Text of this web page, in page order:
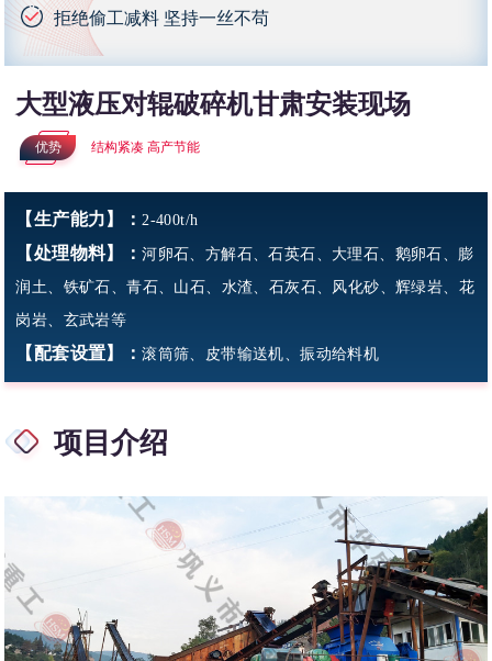
拒绝偷工减料 坚持一丝不苟
大型液压对辊破碎机甘肃安装现场
优势 结构紧凑 高产节能
【生产能力】： 2-400t/h
【处理物料】：河卵石、方解石、石英石、大理石、鹅卵石、膨
润土、铁矿石、青石、山石、水渣、石灰石、风化砂、辉绿岩、花
岗岩、玄武岩等
【配套设置】：滚筒筛、皮带输送机、振动给料机
项目介绍